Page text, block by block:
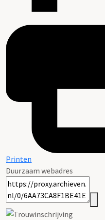
Printen
Duurzaam webadres